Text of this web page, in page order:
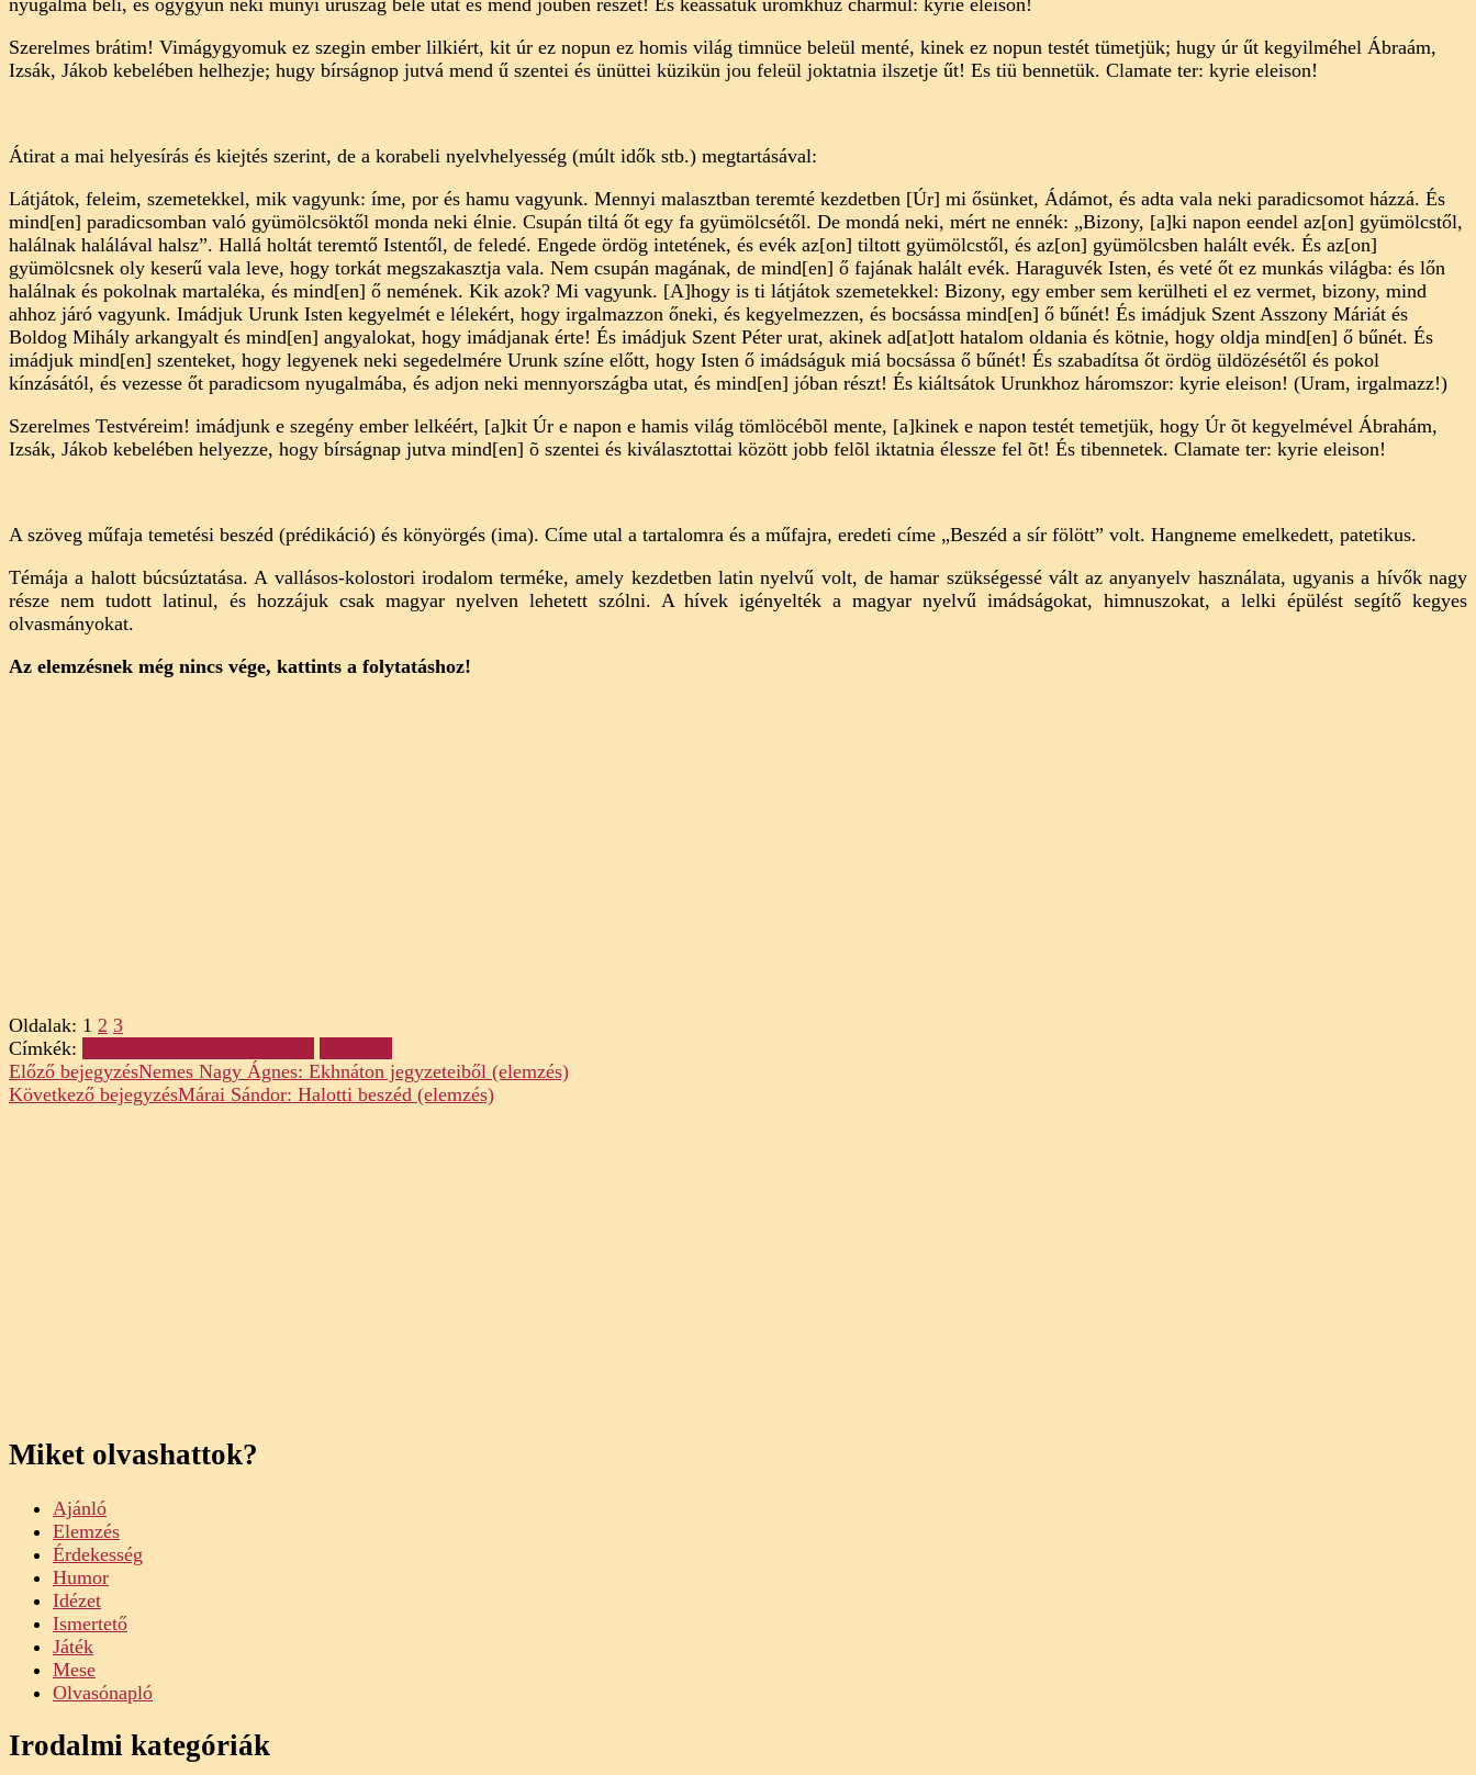
Szerelmes brátim! Vimágygyomuk ez szegin ember lilkiért, kit úr ez nopun ez homis világ timnüce beleül menté, kinek ez nopun testét tümetjük; hugy úr űt kegyilméhel Ábraám,
Izsák, Jákob kebelében helhezje; hugy bírságnop jutvá mend ű szentei és ünüttei küzikün jou feleül joktatnia ilszetje űt! Es tiü bennetük. Clamate ter: kyrie eleison!
Átirat a mai helyesírás és kiejtés szerint, de a korabeli nyelvhelyesség (múlt idők stb.) megtartásával:
Látjátok, feleim, szemetekkel, mik vagyunk: íme, por és hamu vagyunk. Mennyi malasztban teremté kezdetben [Úr] mi ősünket, Ádámot, és adta vala neki paradicsomot házzá. És
mind[en] paradicsomban való gyümölcsöktől monda neki élnie. Csupán tiltá őt egy fa gyümölcsétől. De mondá neki, mért ne ennék: „Bizony, [a]ki napon eendel az[on] gyümölcstől,
halálnak halálával halsz”. Hallá holtát teremtő Istentől, de feledé. Engede ördög intetének, és evék az[on] tiltott gyümölcstől, és az[on] gyümölcsben halált evék. És az[on]
gyümölcsnek oly keserű vala leve, hogy torkát megszakasztja vala. Nem csupán magának, de mind[en] ő fajának halált evék. Haraguvék Isten, és veté őt ez munkás világba: és lőn
halálnak és pokolnak martaléka, és mind[en] ő nemének. Kik azok? Mi vagyunk. [A]hogy is ti látjátok szemetekkel: Bizony, egy ember sem kerülheti el ez vermet, bizony, mind
ahhoz járó vagyunk. Imádjuk Urunk Isten kegyelmét e lélekért, hogy irgalmazzon őneki, és kegyelmezzen, és bocsássa mind[en] ő bűnét! És imádjuk Szent Asszony Máriát és
Boldog Mihály arkangyalt és mind[en] angyalokat, hogy imádjanak érte! És imádjuk Szent Péter urat, akinek ad[at]ott hatalom oldania és kötnie, hogy oldja mind[en] ő bűnét. És
imádjuk mind[en] szenteket, hogy legyenek neki segedelmére Urunk színe előtt, hogy Isten ő imádságuk miá bocsássa ő bűnét! És szabadítsa őt ördög üldözésétől és pokol
kínzásától, és vezesse őt paradicsom nyugalmába, és adjon neki mennyországba utat, és mind[en] jóban részt! És kiáltsátok Urunkhoz háromszor: kyrie eleison! (Uram, irgalmazz!)
Szerelmes Testvéreim! imádjunk e szegény ember lelkéért, [a]kit Úr e napon e hamis világ tömlöcébõl mente, [a]kinek e napon testét temetjük, hogy Úr õt kegyelmével Ábrahám,
Izsák, Jákob kebelében helyezze, hogy bírságnap jutva mind[en] õ szentei és kiválasztottai között jobb felõl iktatnia élessze fel õt! És tibennetek. Clamate ter: kyrie eleison!
A szöveg műfaja temetési beszéd (prédikáció) és könyörgés (ima). Címe utal a tartalomra és a műfajra, eredeti címe „Beszéd a sír fölött” volt. Hangneme emelkedett, patetikus.
Témája a halott búcsúztatása. A vallásos-kolostori irodalom terméke, amely kezdetben latin nyelvű volt, de hamar szükségessé vált az anyanyelv használata, ugyanis a hívők nagy
része nem tudott latinul, és hozzájuk csak magyar nyelven lehetett szólni. A hívek igényelték a magyar nyelvű imádságokat, himnuszokat, a lelki épülést segítő kegyes
olvasmányokat.
Az elemzésnek még nincs vége, kattints a folytatáshoz!
Oldalak: 1 2 3
Címkék:
Post
Előző bejegyzésNemes Nagy Ágnes: Ekhnáton jegyzeteiből (elemzés)
Következő bejegyzésMárai Sándor: Halotti beszéd (elemzés)
Miket olvashattok?
Ajánló
Elemzés
Érdekesség
Humor
Idézet
Ismertető
Játék
Mese
Olvasónapló
Irodalmi kategóriák